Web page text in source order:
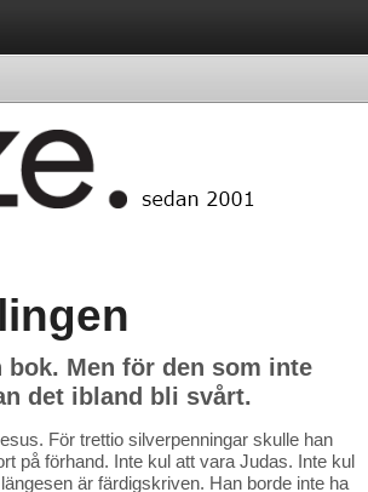
Men för den som inte
det ibland bli svårt.
För trettio silverpenningar skulle han
på förhand. Inte kul att vara Judas. Inte kul
är färdigskriven. Han borde inte ha